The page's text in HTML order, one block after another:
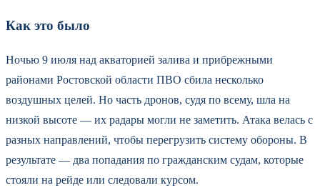
Как это было
Ночью 9 июля над акваторией залива и прибрежными
районами Ростовской области ПВО сбила несколько
воздушных целей. Но часть дронов, судя по всему, шла на
низкой высоте — их радары могли не заметить. Атака велась с
разных направлений, чтобы перегрузить систему обороны. В
результате — два попадания по гражданским судам, которые
стояли на рейде или следовали курсом.